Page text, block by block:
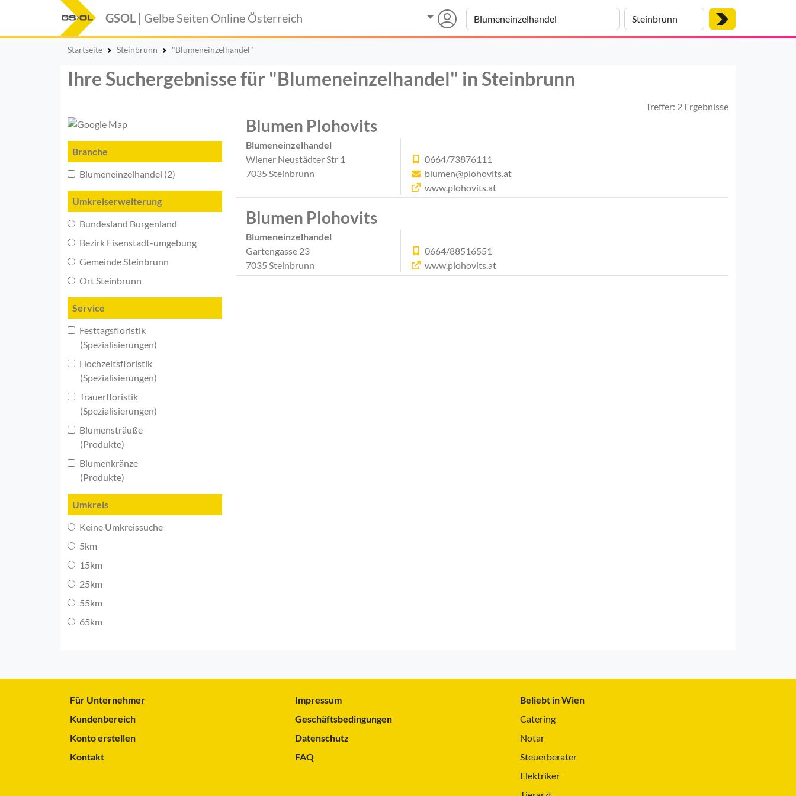
GSOL | Gelbe Seiten Online Österreich
Startseite Steinbrunn "Blumeneinzelhandel"
Ihre Suchergebnisse für "Blumeneinzelhandel" in Steinbrunn
Treffer: 2 Ergebnisse
Branche
Blumeneinzelhandel (2)
Umkreiserweiterung
Bundesland Burgenland
Bezirk Eisenstadt-umgebung
Gemeinde Steinbrunn
Ort Steinbrunn
Service
Festtagsfloristik
(Spezialisierungen)
Hochzeitsfloristik
(Spezialisierungen)
Trauerfloristik
(Spezialisierungen)
Blumensträuße
(Produkte)
Blumenkränze
(Produkte)
Umkreis
Keine Umkreissuche
5km
15km
25km
55km
65km
Blumen Plohovits
Blumeneinzelhandel
Wiener Neustädter Str 1
7035 Steinbrunn
0664/73876111
blumen@plohovits.at
www.plohovits.at
Blumen Plohovits
Blumeneinzelhandel
Gartengasse 23
7035 Steinbrunn
0664/88516551
www.plohovits.at
Für Unternehmer
Kundenbereich
Konto erstellen
Kontakt
Impressum
Geschäftsbedingungen
Datenschutz
FAQ
Beliebt in Wien
Catering
Notar
Steuerberater
Elektriker